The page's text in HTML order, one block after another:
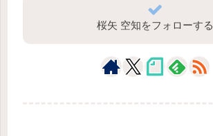
桜矢 空知をフォローする